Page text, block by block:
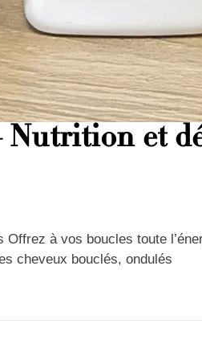
Nutrition et
à vos boucles toute
cheveux bouclés, ondulés